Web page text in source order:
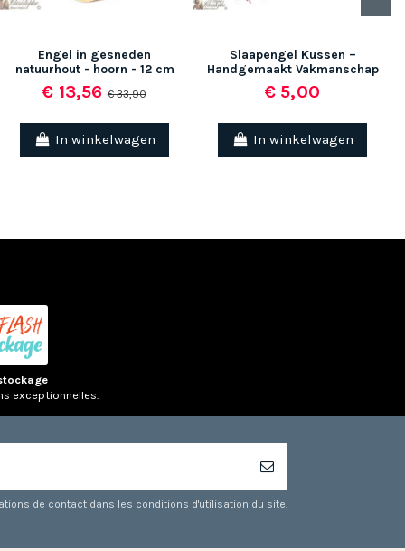
Engel in gesneden
natuurhout - hoorn - 12 cm
€ 13,56€ 33,90
In winkelwagen
Slaapengel Kussen –
Handgemaakt Vakmanschap
€ 5,00
In winkelwagen
exceptionnelles.
de contact dans les conditions d'utilisation du site.